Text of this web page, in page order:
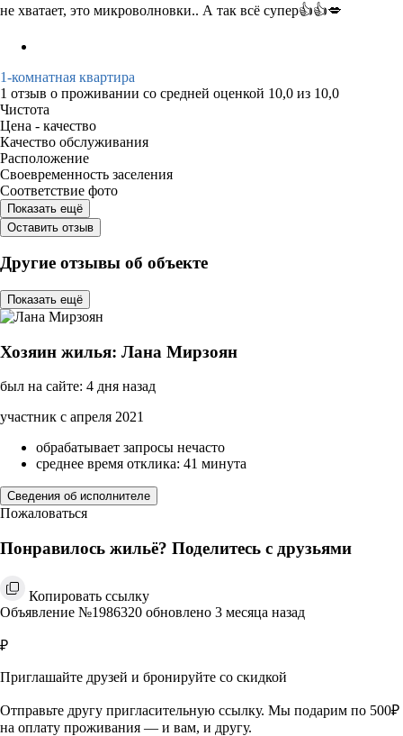
не хватает, это микроволновки.. А так всё супер👍👍💋
1-комнатная квартира
1 отзыв о проживании со средней оценкой 10,0 из 10,0
Чистота
Цена - качество
Качество обслуживания
Расположение
Своевременность заселения
Соответствие фото
Показать ещё
Оставить отзыв
Другие отзывы об объекте
Показать ещё
Хозяин жилья: Лана Мирзоян
был на сайте: 4 дня назад
участник с апреля 2021
обрабатывает запросы нечасто
среднее время отклика: 41 минута
Сведения об исполнителе
Пожаловаться
Понравилось жильё? Поделитесь с друзьями
Копировать ссылку
Объявление №1986320 обновлено 3 месяца назад
₽
Приглашайте друзей и бронируйте со скидкой
Отправьте другу пригласительную ссылку. Мы подарим по 500₽
на оплату проживания — и вам, и другу.